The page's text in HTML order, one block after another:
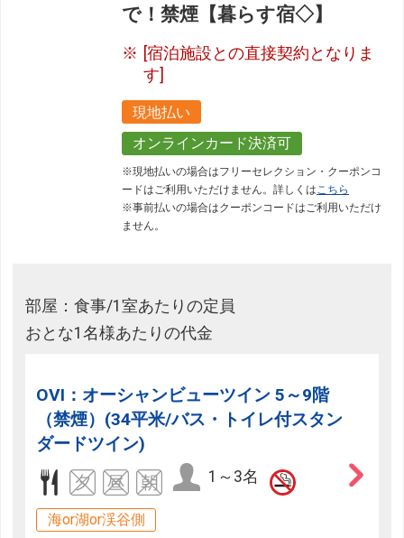
で！禁煙【暮らす宿◇】
[宿泊施設との直接契約となりま
す]
現地払い
オンラインカード決済可
※現地払いの場合はフリーセレクション・クーポンコ
ードはご利用いただけません。詳しくはこちら
※事前払いの場合はクーポンコードはご利用いただけ
ません。
部屋：食事/1室あたりの定員
おとな1名様あたりの代金
OVI：オーシャンビューツイン 5～9階
（禁煙）(34平米/バス・トイレ付スタン
ダードツイン)
1～3名
海or湖or渓谷側